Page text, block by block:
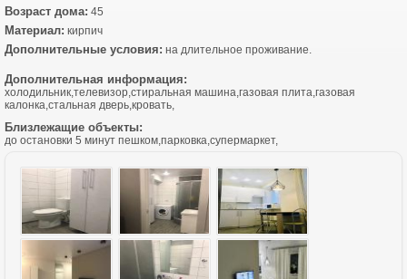
Возраст дома: 45
Материал: кирпич
Дополнительные условия: на длительное проживание.
Дополнительная информация:
холодильник,телевизор,стиральная машина,газовая плита,газовая
калонка,стальная дверь,кровать,
Близлежащие объекты:
до остановки 5 минут пешком,парковка,супермаркет,